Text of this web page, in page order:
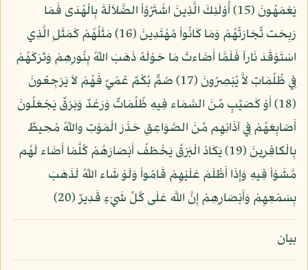
يَعْمَهُونَ (15) أُوْلَئِكَ الَّذِينَ اشْتَرُوُاْ الضَّلاَلَةَ بِالْهُدَى فَمَا
رَبِحَت تِّجَارَتُهُمْ وَمَا كَانُواْ مُهْتَدِينَ (16) مَثَلُهُمْ كَمَثَلِ الَّذِي
اسْتَوْقَدَ نَاراً فَلَمَّا أَضَاءتْ مَا حَوْلَهُ ذَهَبَ اللّهُ بِنُورِهِمْ وَتَرَكَهُمْ
فِي ظُلُمَاتٍ لاَّ يُبْصِرُونَ (17) صُمٌّ بُكْمٌ عُمْيٌ فَهُمْ لاَ يَرْجِعُونَ
(18) أَوْ كَصَيِّبٍ مِّنَ السَّمَاء فِيهِ ظُلُمَاتٌ وَرَعْدٌ وَبَرْقٌ يَجْعَلُونَ
أَصْابِعَهُمْ فِي آذَانِهِم مِّنَ الصَّوَاعِقِ حَذَرَ الْمَوْتِ واللّهُ مُحِيطٌ
بِالْكافِرِينَ (19) يَكَادُ الْبَرْقُ يَخْطَفُ أَبْصَارَهُمْ كُلَّمَا أَضَاء لَهُم
مَّشَوْاْ فِيهِ وَإِذَا أَظْلَمَ عَلَيْهِمْ قَامُواْ وَلَوْ شَاء اللّهُ لَذَهَبَ
بِسَمْعِهِمْ وَأَبْصَارِهِمْ إِنَّ اللَّه عَلَى كُلِّ شَيْءٍ قَدِيرٌ (20)
بيان